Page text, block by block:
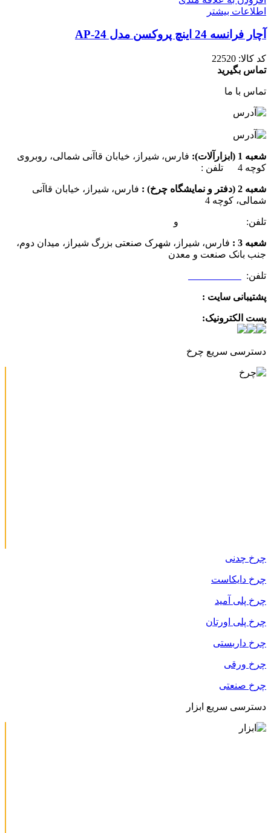
اطلاعات بیشتر
آچار فرانسه 24 اینچ پروکسن مدل AP-24
کد کالا: 22520
تماس بگیرید
تماس با ما
شعبه 1 (ابزارآلات):
فارس، شیراز، خیابان قاآنی شمالی، روبروی
کوچه 4 تلفن :
شعبه 2 (دفتر و نمایشگاه چرخ) :
فارس، شیراز، خیابان قاآنی
شمالی، کوچه 4
تلفن: و
شعبه 3 :
فارس، شیراز، شهرک صنعتی بزرگ شیراز، میدان دوم،
جنب بانک صنعت و معدن
تلفن:
پشتیبانی سایت :
پست الکترونیک:
دسترسی سریع چرخ
چرخ چدنی
چرخ دایکاست
چرخ پلی آمید
چرخ پلی اورتان
چرخ داربستی
چرخ ورقی
چرخ صنعتی
دسترسی سریع ابزار